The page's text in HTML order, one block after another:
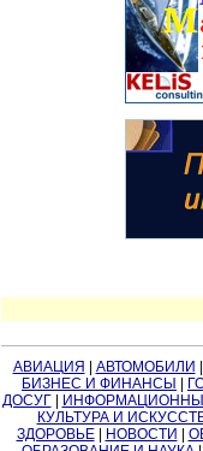
АВИАЦИЯ АВТОМОБИЛИ
БИЗНЕС И ФИНАНСЫ
ДОСУГ|
КУЛЬТУРА И
ЗДОРОВЬЕ| НОВОСТИ